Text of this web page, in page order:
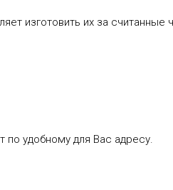
изготовить их за считанные
удобному для Вас адресу.